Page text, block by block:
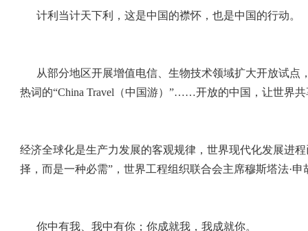
计利当计天下利，这是中国的襟怀，也是中国的行动。
从部分地区开展增值电信、生物技术领域扩大开放试
热词的“China Travel（中国游）”……开放的中国，让世界
经济全球化是生产力发展的客观规律，世界现代化发展进
择，而是一种必需”，世界工程组织联合会主席穆斯塔法·申
你中有我、我中有你；你成就我，我成就你。